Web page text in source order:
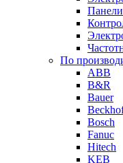
По
ABB
B&R
Bauer
Bosch
Fanuc
Hitech
KEB